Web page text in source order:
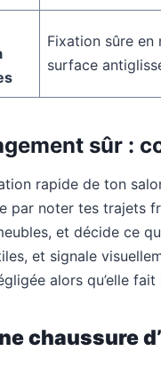
Fixation sûre en
surface
sûr :
rapide de ton
par noter tes trajets
et décide ce
et signale
alors qu’elle
chaussure